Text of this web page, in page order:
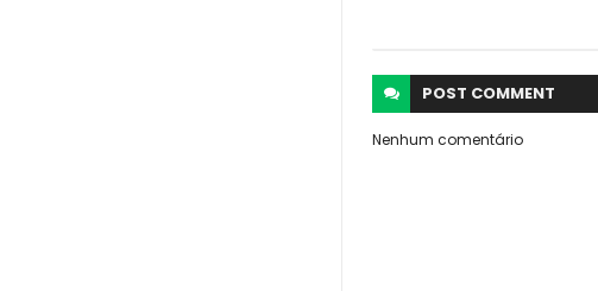
POST COMMENT
Nenhum comentário